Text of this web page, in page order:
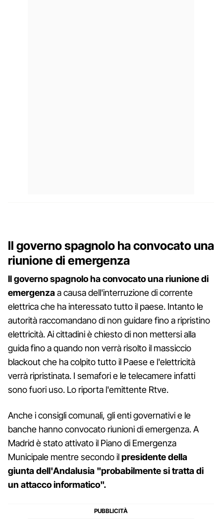
Il governo spagnolo ha convocato una
riunione di emergenza
Il governo spagnolo ha convocato una riunione di
emergenzaa causa dell'interruzione di corrente
elettrica che ha interessato tutto il paese. Intanto le
autorità raccomandano di non guidare fino a ripristino
elettricità. Ai cittadini è chiesto di non mettersi alla
guida fino a quando non verrà risolto il massiccio
blackout che ha colpito tutto il Paese e l'elettricità
verrà ripristinata. I semafori e le telecamere infatti
sono fuori uso. Lo riporta l'emittente Rtve.
Anche i consigli comunali, gli enti governativi e le
banche hanno convocato riunioni di emergenza. A
Madrid è stato attivato il Piano di Emergenza
Municipale mentre secondo ilpresidente della
giunta dell'Andalusia "probabilmente si tratta di
un attacco informatico".